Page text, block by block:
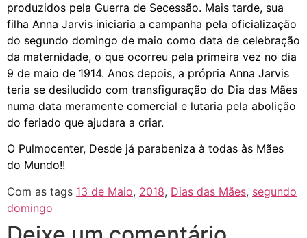
produzidos pela Guerra de Secessão. Mais tarde, sua
filha Anna Jarvis iniciaria a campanha pela oficialização
do segundo domingo de maio como data de celebração
da maternidade, o que ocorreu pela primeira vez no dia
9 de maio de 1914. Anos depois, a própria Anna Jarvis
teria se desiludido com transfiguração do Dia das Mães
numa data meramente comercial e lutaria pela abolição
do feriado que ajudara a criar.
O Pulmocenter, Desde já parabeniza à todas às Mães
do Mundo!!
Com as tags 13 de Maio, 2018, Dias das Mães, segundo
domingo